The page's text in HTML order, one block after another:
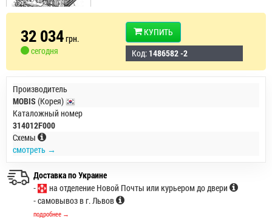
32 034грн.
сегодня
КУПИТЬ
Код: 1486582 -2
Производитель
MOBIS (Корея)
Каталожный номер
314012F000
Схемы
смотреть →
Доставка по Украине
-
на отделение Новой Почты или курьером до двери
- самовывоз в г. Львов
подробнее →